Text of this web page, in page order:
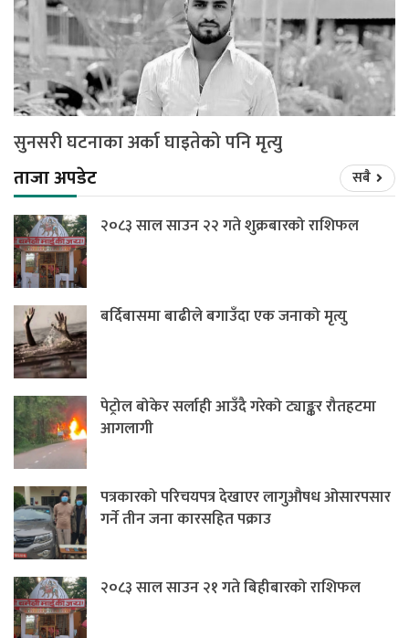
सुनसरी घटनाका अर्का घाइतेको पनि मृत्यु
ताजा अपडेट
सबै
२०८३ साल साउन २२ गते शुक्रबारको राशिफल
बर्दिबासमा बाढीले बगाउँदा एक जनाको मृत्यु
पेट्रोल बोकेर सर्लाही आउँदै गरेको ट्याङ्कर रौतहटमा
आगलागी
पत्रकारको परिचयपत्र देखाएर लागुऔषध ओसारपसार
गर्ने तीन जना कारसहित पक्राउ
२०८३ साल साउन २१ गते बिहीबारको राशिफल